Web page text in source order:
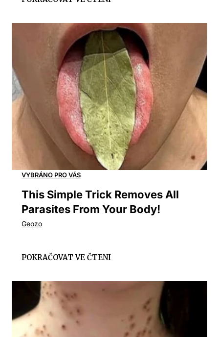
This Simple Trick Removes All
Parasites From Your Body!